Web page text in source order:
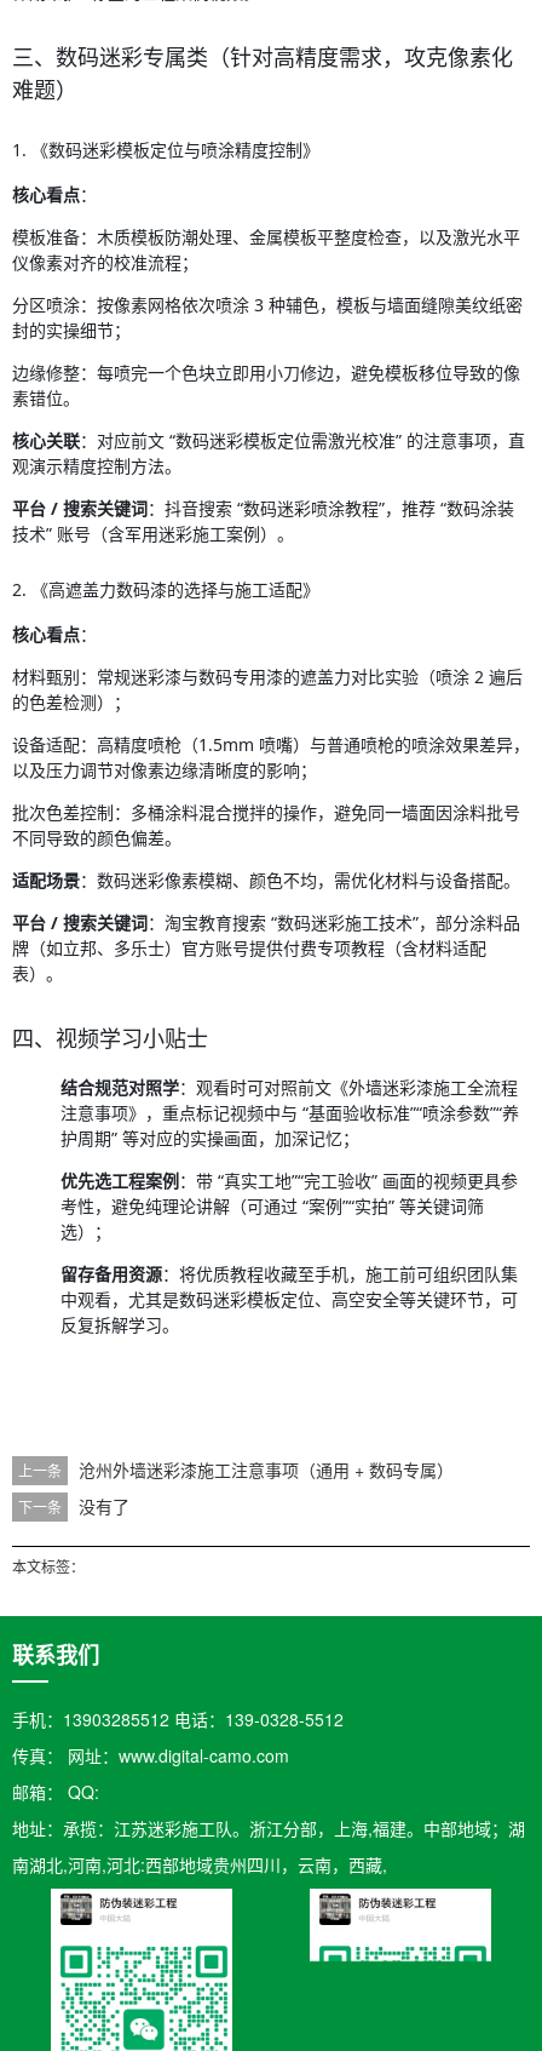
三、数码迷彩专属类（针对高精度需求，攻克像素化
难题）
1. 《数码迷彩模板定位与喷涂精度控制》
核心看点：
模板准备：木质模板防潮处理、金属模板平整度检查，以及激光水平
仪像素对齐的校准流程；
分区喷涂：按像素网格依次喷涂 3 种辅色，模板与墙面缝隙美纹纸密
封的实操细节；
边缘修整：每喷完一个色块立即用小刀修边，避免模板移位导致的像
素错位。
核心关联：对应前文 “数码迷彩模板定位需激光校准” 的注意事项，直
观演示精度控制方法。
平台 / 搜索关键词：抖音搜索 “数码迷彩喷涂教程”，推荐 “数码涂装
技术” 账号（含军用迷彩施工案例）。
2. 《高遮盖力数码漆的选择与施工适配》
核心看点：
材料甄别：常规迷彩漆与数码专用漆的遮盖力对比实验（喷涂 2 遍后
的色差检测）；
设备适配：高精度喷枪（1.5mm 喷嘴）与普通喷枪的喷涂效果差异，
以及压力调节对像素边缘清晰度的影响；
批次色差控制：多桶涂料混合搅拌的操作，避免同一墙面因涂料批号
不同导致的颜色偏差。
适配场景：数码迷彩像素模糊、颜色不均，需优化材料与设备搭配。
平台 / 搜索关键词：淘宝教育搜索 “数码迷彩施工技术”，部分涂料品
牌（如立邦、多乐士）官方账号提供付费专项教程（含材料适配
表）。
四、视频学习小贴士
结合规范对照学：观看时可对照前文《外墙迷彩漆施工全流程
注意事项》，重点标记视频中与 “基面验收标准”“喷涂参数”“养
护周期” 等对应的实操画面，加深记忆；
优先选工程案例：带 “真实工地”“完工验收” 画面的视频更具参
考性，避免纯理论讲解（可通过 “案例”“实拍” 等关键词筛
选）；
留存备用资源：将优质教程收藏至手机，施工前可组织团队集
中观看，尤其是数码迷彩模板定位、高空安全等关键环节，可
反复拆解学习。
上一条 沧州外墙迷彩漆施工注意事项（通用 + 数码专属）
下一条 没有了
本文标签：
联系我们
手机：13903285512 电话：139-0328-5512
传真： 网址：www.digital-camo.com
邮箱：​ QQ:
地址：承揽：江苏迷彩施工队。浙江分部，上海,福建。中部地域；湖
南湖北,河南,河北:西部地域贵州四川，云南，西藏,